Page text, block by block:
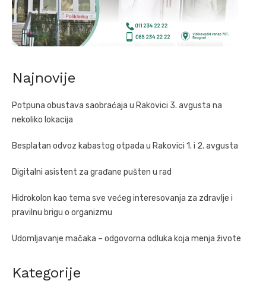
Najnovije
Potpuna obustava saobraćaja u Rakovici 3. avgusta na
nekoliko lokacija
Besplatan odvoz kabastog otpada u Rakovici 1. i 2. avgusta
Digitalni asistent za građane pušten u rad
Hidrokolon kao tema sve većeg interesovanja za zdravlje i
pravilnu brigu o organizmu
Udomljavanje mačaka – odgovorna odluka koja menja živote
Kategorije